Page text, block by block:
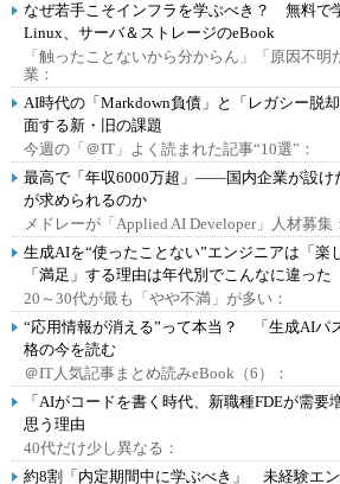
なぜ若手こそインフラを学ぶべき？ 無料で
Linux、サーバ＆ストレージのeBook
「触ったことないから分からん」「原因不
業：
AI時代の「Markdown負債」と「レガシー脱
面する新・旧の課題
今週の「＠IT」よく読まれた記事“10選”：
最高で「年収6000万超」――国内企業が設
が求められるのか
メドレーが「Applied AI Developer」人材募集
生成AIを“使ったことない”エンジニアは「
「満足」する理由は年代別でこんなに違った
20～30代が最も「やや不満」が多い：
“応用情報が消える”って本当？ 「生成AI
格の今を読む
＠IT人気記事まとめ読みeBook（6）：
「AIがコードを書く時代、新職種FDEが需
思う理由
40代だけ少し異なる：
約8割「内定期間中に学ぶべき」 未経験エ